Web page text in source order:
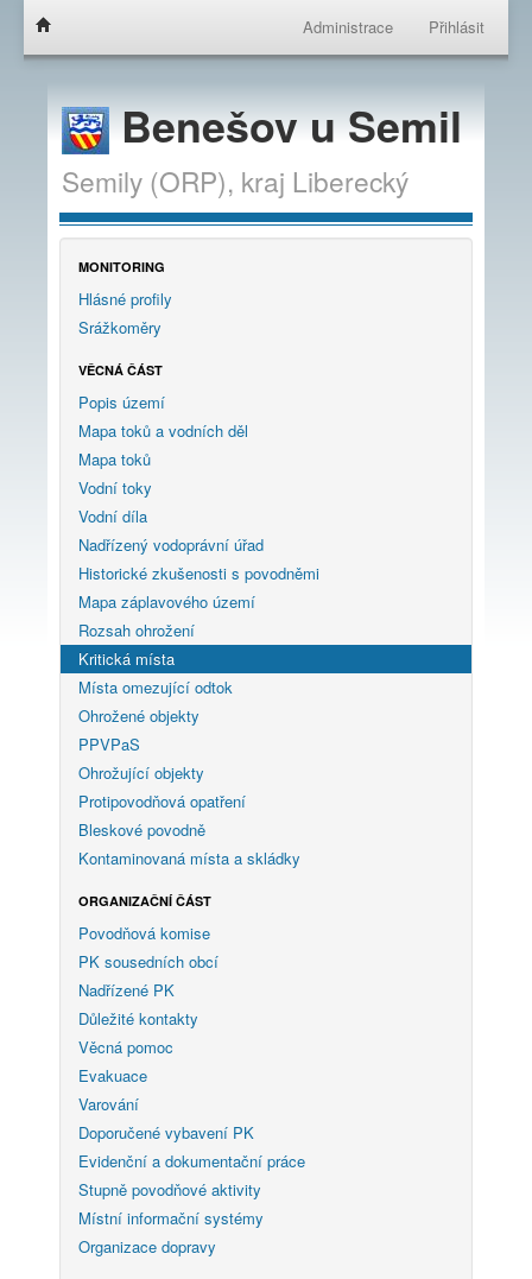
Administrace Přihlásit
Benešov u Semil
Semily (ORP), kraj Liberecký
MONITORING
Hlásné profily
Srážkoměry
VĚCNÁ ČÁST
Popis území
Mapa toků a vodních děl
Mapa toků
Vodní toky
Vodní díla
Nadřízený vodoprávní úřad
Historické zkušenosti s povodněmi
Mapa záplavového území
Rozsah ohrožení
Kritická místa
Místa omezující odtok
Ohrožené objekty
PPVPaS
Ohrožující objekty
Protipovodňová opatření
Bleskové povodně
Kontaminovaná místa a skládky
ORGANIZAČNÍ ČÁST
Povodňová komise
PK sousedních obcí
Nadřízené PK
Důležité kontakty
Věcná pomoc
Evakuace
Varování
Doporučené vybavení PK
Evidenční a dokumentační práce
Stupně povodňové aktivity
Místní informační systémy
Organizace dopravy